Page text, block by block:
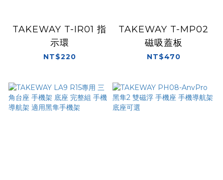
TAKEWAY T-IR01 指
示環
NT$220
TAKEWAY T-MP02
磁吸蓋板
NT$470